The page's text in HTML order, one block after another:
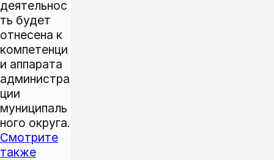
деятельнос
ть будет
отнесена к
компетенци
и аппарата
администра
ции
муниципаль
ного округа.
Смотрите
также